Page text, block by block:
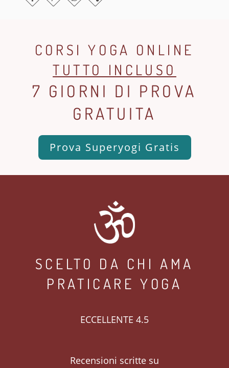
CORSI YOGA ONLINE
TUTTO INCLUSO
7 GIORNI DI PROVA
GRATUITA
Prova Superyogi Gratis
SCELTO DA CHI AMA
PRATICARE YOGA
ECCELLENTE 4.5
Recensioni scritte su